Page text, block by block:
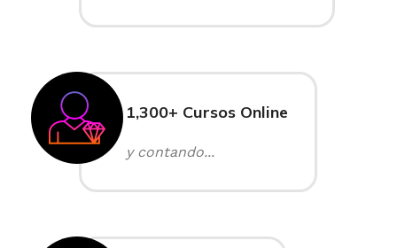
1,300+ Cursos Online
y contando...